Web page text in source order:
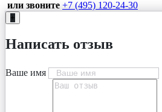
или звоните +7 (495) 120-24-30
+
Написать отзыв
Ваше имя